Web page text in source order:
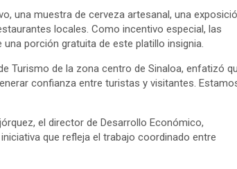
una muestra de cerveza artesanal, una
locales. Como incentivo especial, las
porción gratuita de este platillo insignia.
Turismo de la zona centro de Sinaloa, enfatizó
confianza entre turistas y visitantes.
el director de Desarrollo Económico,
que refleja el trabajo coordinado entre